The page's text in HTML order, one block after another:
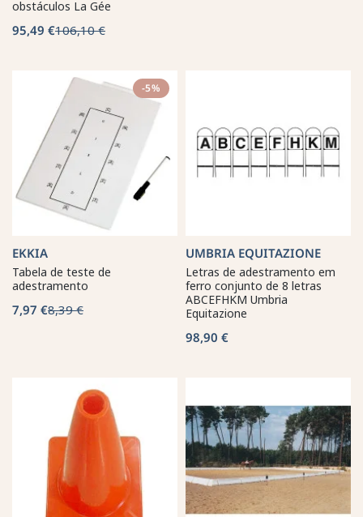
obstáculos La Gée
95,49 €106,10 €
-5%
EKKIA
Tabela de teste de
adestramento
7,97 €8,39 €
UMBRIA EQUITAZIONE
Letras de adestramento em
ferro conjunto de 8 letras
ABCEFHKM Umbria
Equitazione
98,90 €